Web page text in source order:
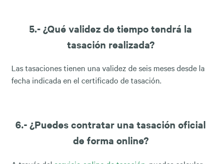
5.- ¿Qué validez de tiempo tendrá la
tasación realizada?
Las tasaciones tienen una validez de seis meses desde la
fecha indicada en el certificado de tasación.
6.- ¿Puedes contratar una tasación oficial
de forma online?